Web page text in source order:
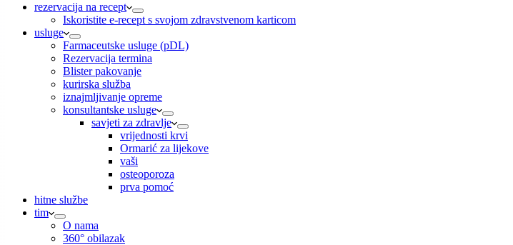
rezervacija na recept
Iskoristite e-recept s svojom zdravstvenom karticom
usluge
Farmaceutske usluge (pDL)
Rezervacija termina
Blister pakovanje
kurirska služba
iznajmljivanje opreme
konsultantske usluge
savjeti za zdravlje
vrijednosti krvi
Ormarić za lijekove
vaši
osteoporoza
prva pomoć
hitne službe
tim
O nama
360° obilazak